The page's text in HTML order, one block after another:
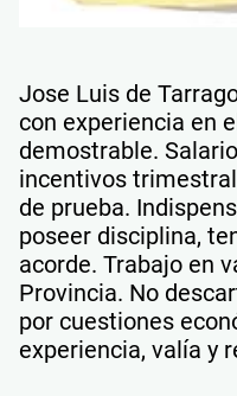
Jose Luis de
con experiencia en
demostrable.
incentivos
de prueba.
poseer disciplina,
acorde. Trabajo en
Provincia. No
por cuestiones
experiencia, valía y